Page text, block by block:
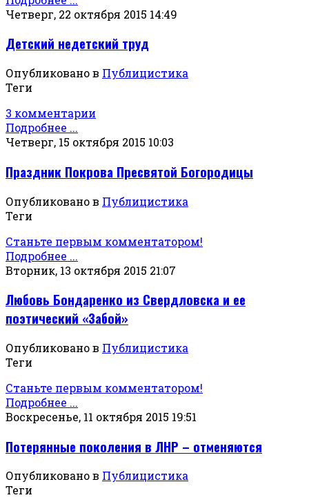
Четверг, 22 октября 2015 14:49
Детский недетский труд
Опубликовано в Публицистика
Теги
3 комментарии
Подробнее ...
Четверг, 15 октября 2015 10:03
Праздник Покрова Пресвятой Богородицы
Опубликовано в Публицистика
Теги
Станьте первым комментатором!
Подробнее ...
Вторник, 13 октября 2015 21:07
Любовь Бондаренко из Свердловска и ее
поэтический «Забой»
Опубликовано в Публицистика
Теги
Станьте первым комментатором!
Подробнее ...
Воскресенье, 11 октября 2015 19:51
Потерянные поколения в ЛНР – отменяются
Опубликовано в Публицистика
Теги